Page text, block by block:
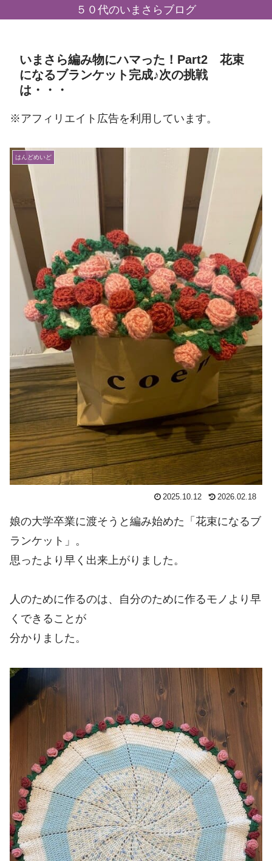
５０代のいまさらブログ
いまさら編み物にハマった！Part2 花束
になるブランケット完成♪次の挑戦
は・・・
※アフィリエイト広告を利用しています。
はんどめいど
2025.10.12 2026.02.18
娘の大学卒業に渡そうと編み始めた「花束になるブ
ランケット」。
思ったより早く出来上がりました。
人のために作るのは、自分のために作るモノより早
くできることが
分かりました。